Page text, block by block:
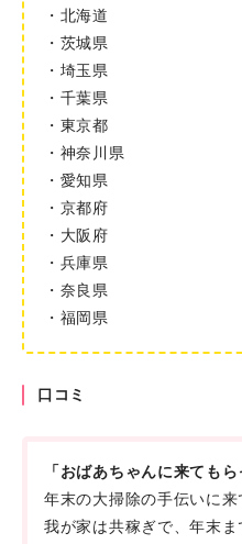
・北海道
・茨城県
・埼玉県
・千葉県
・東京都
・神奈川県
・愛知県
・京都府
・大阪府
・兵庫県
・奈良県
・福岡県
口コミ
「おばあちゃんに来てもら
年末の大掃除の手伝いに来
我が家は共稼ぎで、年末